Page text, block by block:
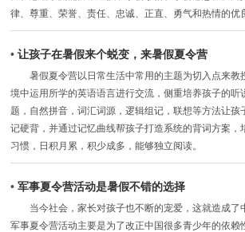
律、尊重、荣誉、责任、忠诚、正直、勇气和热情的优
•让孩子在暑假来个蜕变，来暑假夏令营
暑假夏令营以日常生活中常用的主题为切入点来教
境中运用所学的英语语言进行交流，侧重培养孩子的听
题，自然拼音，词汇词源，逻辑组记，联想等方法让孩
记硬背，并通过记忆曲线帮孩子打造系统的背词方案，
习惯，日积月累，积少成多，能够独立阅读。
•军事夏令营活动是暑假不错的选择
当今社会，家长对孩子也不断的宠爱，这就造成了
军事夏令营活动主要是为了改正中国很多青少年的依赖